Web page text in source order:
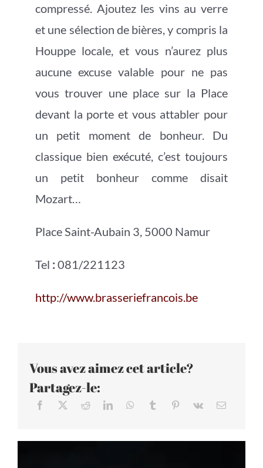
compressé. Ajoutez les vins au verre
et une sélection de bières, y compris la
Houppe locale, et vous n’aurez plus
aucune excuse valable pour ne pas
vous trouver une place sur la Place
devant la porte et vous attabler pour
un petit moment de bonheur. Du
classique bien exécuté, c’est toujours
un petit bonheur comme disait
Mozart…
Place Saint-Aubain 3, 5000 Namur
Tel : 081/221123
http://www.brasseriefrancois.be
Vous avez aimez cet article?
Partagez-le: